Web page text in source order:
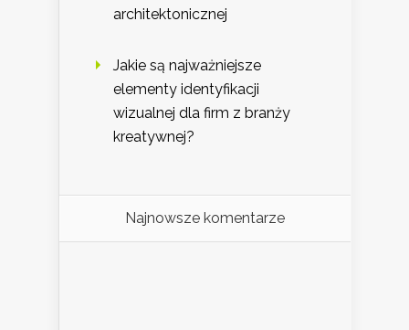
architektonicznej
Jakie są najważniejsze
elementy identyfikacji
wizualnej dla firm z branży
kreatywnej?
Najnowsze komentarze